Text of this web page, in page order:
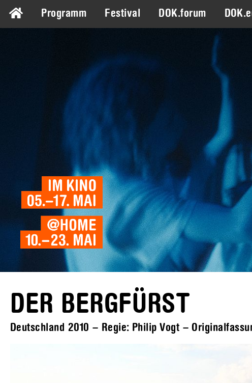
Programm Festival DOK.forum
DER BERGFÜRST
Deutschland 2010 – Regie: Philip Vogt –